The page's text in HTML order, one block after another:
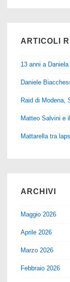
ARTICOLI
13 anni a
Daniele
Raid di Modena,
Matteo Salvini e
Mattarella tra
ARCHIVI
Maggio 2026
Aprile 2026
Marzo 2026
Febbraio 2026